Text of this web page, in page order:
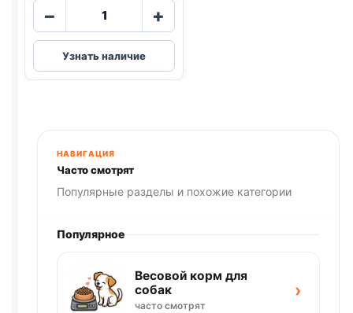
−
Количество
Blitz
(КОТЯТА,
ИНДЕЙКА,
+
Узнать наличие
НАВИГАЦИЯ
Часто смотрят
Популярные разделы и похожие категории
Популярное
Весовой корм для
собак
часто смотрят
›